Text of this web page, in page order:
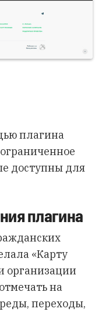
плагина
доступны для
плагина
«Карту
организации
на
переходы,